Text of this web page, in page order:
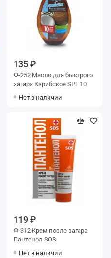
135 ₽
Ф-252 Масло для быстрого
загара Карибское SPF 10
Нет в наличии
119 ₽
Ф-312 Крем после загара
Пантенол SOS
Нет в наличии